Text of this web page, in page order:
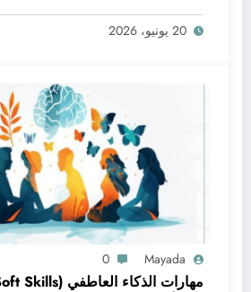
20 يونيو، 2026
Mayada
0